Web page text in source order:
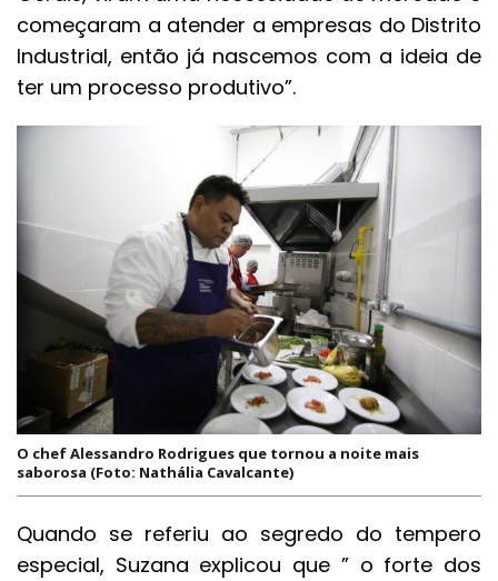
começaram a atender a empresas do Distrito
Industrial, então já nascemos com a ideia de
ter um processo produtivo”.
O chef Alessandro Rodrigues que tornou a noite mais
saborosa (Foto: Nathália Cavalcante)
Quando se referiu ao segredo do tempero
especial, Suzana explicou que ” o forte dos